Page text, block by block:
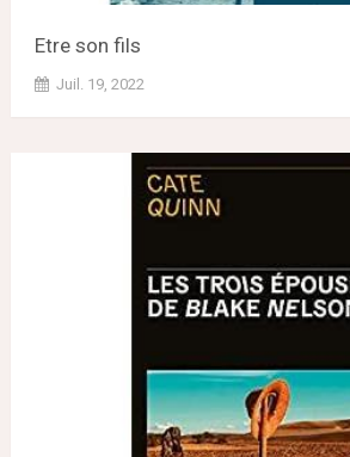
Etre son fils
Juil. 19, 2022